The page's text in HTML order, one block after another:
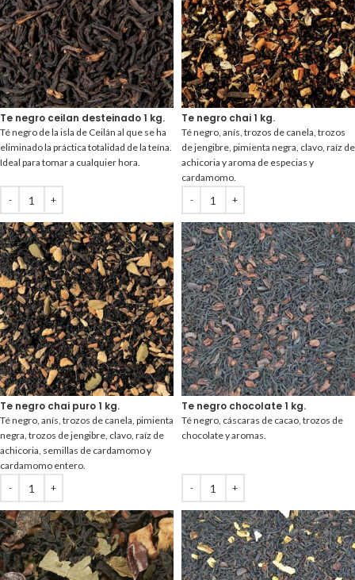
Te negro ceilan desteinado 1 kg.
Té negro de la isla de Ceilán al que se ha
eliminado la práctica totalidad de la teína.
Ideal para tomar a cualquier hora.
Te negro chai 1 kg.
Té negro, anís, trozos de canela, trozos
de jengibre, pimienta negra, clavo, raíz de
achicoria y aroma de especias y
cardamomo.
Te negro chai puro 1 kg.
Té negro, anís, trozos de canela, pimienta
negra, trozos de jengibre, clavo, raíz de
achicoria, semillas de cardamomo y
cardamomo entero.
Te negro chocolate 1 kg.
Té negro, cáscaras de cacao, trozos de
chocolate y aromas.